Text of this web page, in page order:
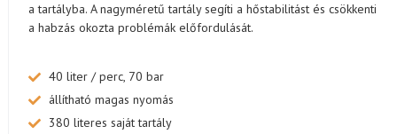
a tartályba. A nagyméretű tartály segíti a hőstabilitást és csökkenti
a habzás okozta problémák előfordulását.
40 liter / perc, 70 bar
állítható magas nyomás
380 literes saját tartály